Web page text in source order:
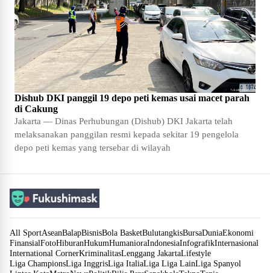
Dishub DKI panggil 19 depo peti kemas usai macet parah
di Cakung
Jakarta — Dinas Perhubungan (Dishub) DKI Jakarta telah
melaksanakan panggilan resmi kepada sekitar 19 pengelola
depo peti kemas yang tersebar di wilayah
All SportAseanBalapBisnisBola BasketBulutangkisBursaDuniaEkonomi
FinansialFotoHiburanHukumHumanioraIndonesiaInfografikInternasional
International CornerKriminalitasLenggang JakartaLifestyle
Liga ChampionsLiga InggrisLiga ItaliaLiga Liga LainLiga Spanyol